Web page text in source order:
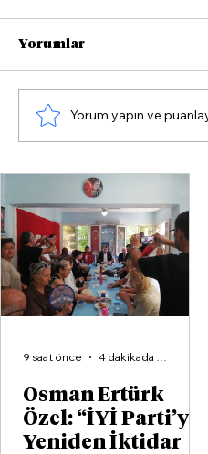
Osman Ertürk
Özel: “İYİ Parti’yi
Yeniden İktidar
9 saat önce 4 dakikada okunur
CHP İzmir İl
yapılacak!
Yorumlar
Yorum yapın ve